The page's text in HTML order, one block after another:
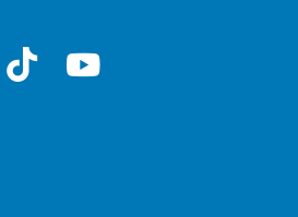
tiktok youtube